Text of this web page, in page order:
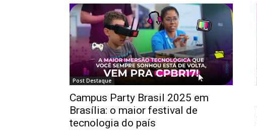
Post Destaque
Campus Party Brasil 2025 em
Brasília: o maior festival de
tecnologia do país